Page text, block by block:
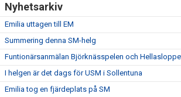
Nyhetsarkiv
Emilia uttagen till EM
Summering denna SM-helg
Funtionärsanmälan Björknässpelen och
I helgen är det dags för USM i Sollentuna
Emilia tog en fjärdeplats på SM